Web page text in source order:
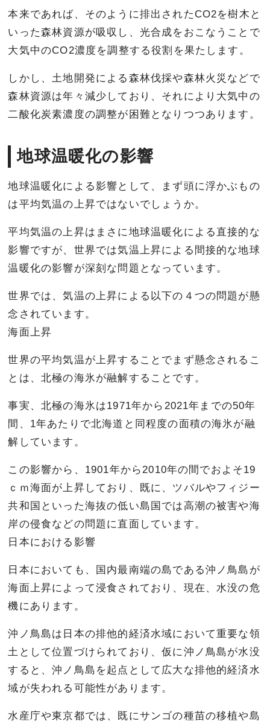
本来であれば、そのように排出されたCO2を樹木と
いった森林資源が吸収し、光合成をおこなうことで
大気中のCO2濃度を調整する役割を果たします。
しかし、土地開発による森林伐採や森林火災などで
森林資源は年々減少しており、それにより大気中の
二酸化炭素濃度の調整が困難となりつつあります。
地球温暖化の影響
地球温暖化による影響として、まず頭に浮かぶもの
は平均気温の上昇ではないでしょうか。
平均気温の上昇はまさに地球温暖化による直接的な
影響ですが、世界では気温上昇による間接的な地球
温暖化の影響が深刻な問題となっています。
世界では、気温の上昇による以下の４つの問題が懸
念されています。
海面上昇
世界の平均気温が上昇することでまず懸念されるこ
とは、北極の海氷が融解することです。
事実、北極の海氷は1971年から2021年までの50年
間、1年あたりで北海道と同程度の面積の海氷が融
解しています。
この影響から、1901年から2010年の間でおよそ19
ｃｍ海面が上昇しており、既に、ツバルやフィジー
共和国といった海抜の低い島国では高潮の被害や海
岸の侵食などの問題に直面しています。
日本における影響
日本においても、国内最南端の島である沖ノ鳥島が
海面上昇によって浸食されており、現在、水没の危
機にあります。
沖ノ鳥島は日本の排他的経済水域において重要な領
土として位置づけられており、仮に沖ノ鳥島が水没
すると、沖ノ鳥島を起点として広大な排他的経済水
域が失われる可能性があります。
水産庁や東京都では、既にサンゴの種苗の移植や島